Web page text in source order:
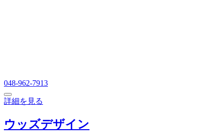
048-962-7913
詳細を見る
ウッズデザイン